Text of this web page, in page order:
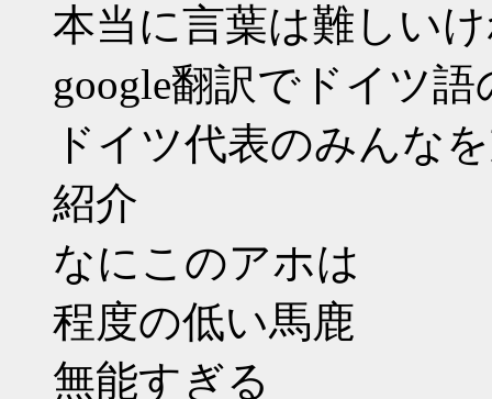
本当に言葉は難しい
google翻訳でドイツ
ドイツ代表のみんな
紹介
なにこのアホは
程度の低い馬鹿
無能すぎる